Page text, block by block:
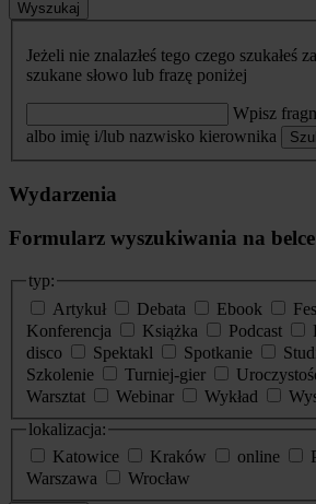
Wyszukaj
Jeżeli nie znalazłeś tego czego szukałeś
szukane słowo lub frazę poniżej
Wpisz
albo imię i/lub nazwisko kierownika
Wydarzenia
Formularz wyszukiwania na
typ:
Artykuł
Debata Ebook
Konferencja
Książka Podcast
disco
Spektakl Spotkanie
Szkolenie
Turniej-gier
Warsztat
Webinar Wykład
lokalizacja:
Katowice
Kraków online
Warszawa
Wrocław